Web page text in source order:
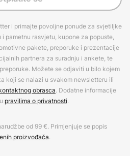
i primajte povoljne ponude za svjetiljke
pametnu rasvjetu, kupone za popuste,
pakete, preporuke i prezentacije
partnera za suradnju i ankete, te
Možete se odjaviti u bilo kojem
koji se nalazi u svakom newsletteru ili
obrasca. Dodatne informacije
pravilima o privatnosti.
od 99 €. Primjenjuje se popis
proizvođača.